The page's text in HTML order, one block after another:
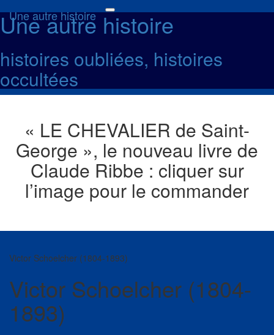
Toggle
navigation
Une autre histoire
Une autre histoire
histoires oubliées, histoires
occultées
« LE CHEVALIER de Saint-
George », le nouveau livre de
Claude Ribbe : cliquer sur
l’image pour le commander
Victor Schoelcher (1804-1893)
Victor Schoelcher (1804-
1893)